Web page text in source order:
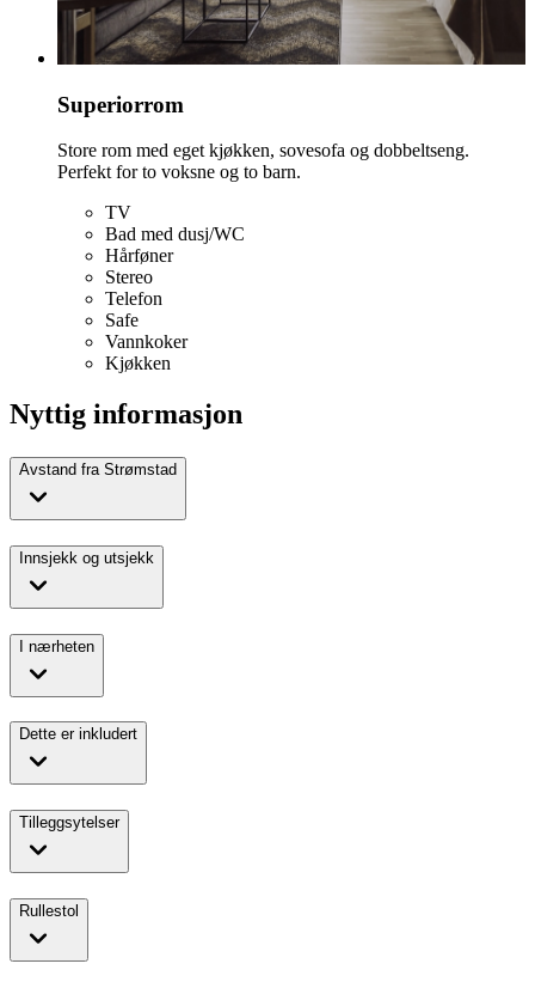
Superiorrom
Store rom med eget kjøkken, sovesofa og dobbeltseng.
Perfekt for to voksne og to barn.
TV
Bad med dusj/WC
Hårføner
Stereo
Telefon
Safe
Vannkoker
Kjøkken
Nyttig informasjon
Avstand fra Strømstad
Innsjekk og utsjekk
I nærheten
Dette er inkludert
Tilleggsytelser
Rullestol